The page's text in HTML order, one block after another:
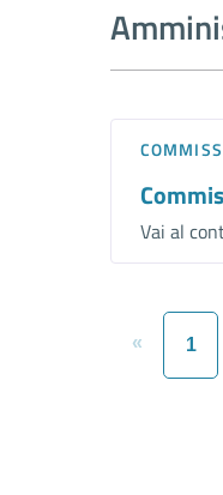
Vai al
« 1